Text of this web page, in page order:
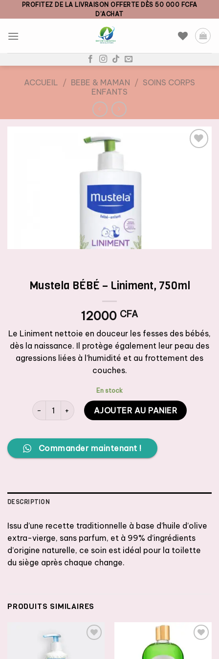
to
PROFITEZ DE LA LIVRAISON OFFERTE DÈS 50 000 FCFA
D’ACHAT
ACCUEIL / BEBE & MAMAN / SOINS CORPS
ENFANTS
Mustela BÉBÉ – Liniment, 750ml
12000 CFA
Le Liniment nettoie en douceur les fesses des bébés,
dès la naissance. Il protège également leur peau des
agressions liées à l’humidité et au frottement des
couches.
En stock
quantité de Mustela BÉBÉ - Liniment, 750ml
AJOUTER AU PANIER
Commander maintenant !
DESCRIPTION
Issu d’une recette traditionnelle à base d’huile d’olive
extra-vierge, sans parfum, et à 99% d’ingrédients
d’origine naturelle, ce soin est idéal pour la toilette
du siège après chaque change.
PRODUITS SIMILAIRES